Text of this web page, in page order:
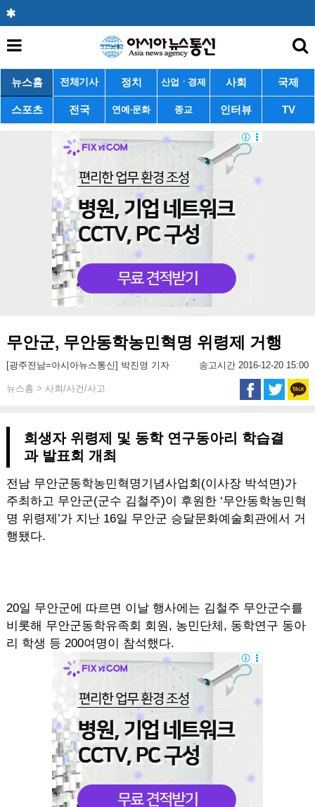
뉴스홈 전체기사 정치 산업ㆍ경제 사회 국제
스포츠 전국 연예·문화 종교 인터뷰 TV
무안군, 무안동학농민혁명 위령제 거행
[광주전남=아시아뉴스통신] 박진영 기자 송고시간 2016-12-20 15:00
뉴스홈 > 사회/사건/사고
희생자 위령제 및 동학 연구동아리 학습결
과 발표회 개최
전남 무안군동학농민혁명기념사업회(이사장 박석면)가
주최하고 무안군(군수 김철주)이 후원한 ‘무안동학농민혁
명 위령제’가 지난 16일 무안군 승달문화예술회관에서 거
행됐다.
20일 무안군에 따르면 이날 행사에는 김철주 무안군수를
비롯해 무안군동학유족회 회원, 농민단체, 동학연구 동아
리 학생 등 200여명이 참석했다.